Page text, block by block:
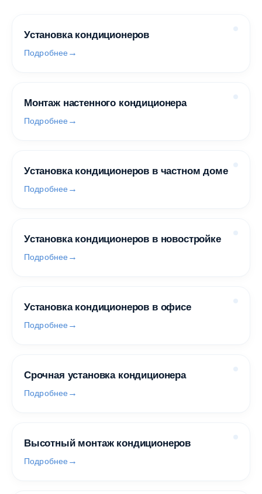
Установка кондиционеров
Подробнее
Монтаж настенного кондиционера
Подробнее
Установка кондиционеров в частном доме
Подробнее
Установка кондиционеров в новостройке
Подробнее
Установка кондиционеров в офисе
Подробнее
Срочная установка кондиционера
Подробнее
Высотный монтаж кондиционеров
Подробнее